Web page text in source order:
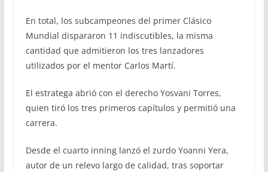
En total, los subcampeones del primer Clásico
Mundial dispararon 11 indiscutibles, la misma
cantidad que admitieron los tres lanzadores
utilizados por el mentor Carlos Martí.
El estratega abrió con el derecho Yosvani Torres,
quien tiró los tres primeros capítulos y permitió una
carrera.
Desde el cuarto inning lanzó el zurdo Yoanni Yera,
autor de un relevo largo de calidad, tras soportar